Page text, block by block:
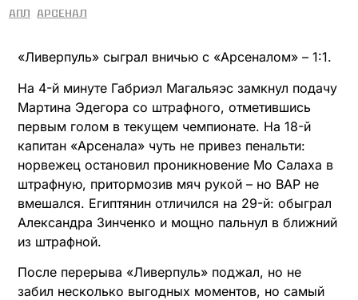
АПЛ Арсенал
«Ливерпуль» сыграл вничью с «Арсеналом» – 1:1.
На 4-й минуте Габриэл Магальяэс замкнул подачу
Мартина Эдегора со штрафного, отметившись
первым голом в текущем чемпионате. На 18-й
капитан «Арсенала» чуть не привез пенальти:
норвежец остановил проникновение Мо Салаха в
штрафную, притормозив мяч рукой – но ВАР не
вмешался. Египтянин отличился на 29-й: обыграл
Александра Зинченко и мощно пальнул в ближний
из штрафной.
После перерыва «Ливерпуль» поджал, но не
забил несколько выгодных моментов, но самый